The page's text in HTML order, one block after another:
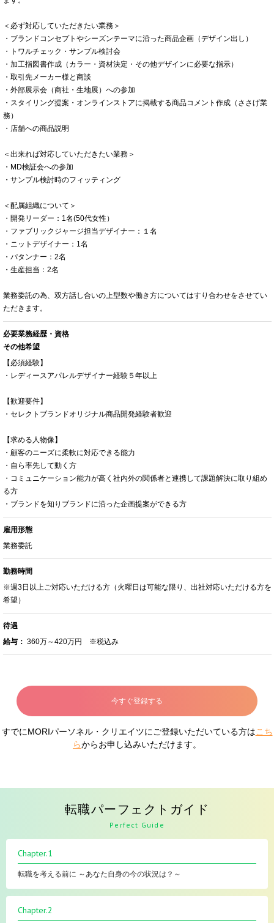
＜必ず対応していただきたい業務＞
・ブランドコンセプトやシーズンテーマに沿った商品企画（デザイン出し）
・トワルチェック・サンプル検討会
・加工指図書作成（カラー・資材決定・その他デザインに必要な指示）
・取引先メーカー様と商談
・外部展示会（商社・生地展）への参加
・スタイリング提案・オンラインストアに掲載する商品コメント作成（ささげ業
務）
・店舗への商品説明
＜出来れば対応していただきたい業務＞
・MD検証会への参加
・サンプル検討時のフィッティング
＜配属組織について＞
・開発リーダー：1名(50代女性）
・ファブリックジャージ担当デザイナー：１名
・ニットデザイナー：1名
・パタンナー：2名
・生産担当：2名
業務委託の為、双方話し合いの上型数や働き方についてはすり合わせをさせてい
ただきます。
必要業務経歴・資格
その他希望
【必須経験】
・レディースアパレルデザイナー経験５年以上
【歓迎要件】
・セレクトブランドオリジナル商品開発経験者歓迎
【求める人物像】
・顧客のニーズに柔軟に対応できる能力
・自ら率先して動く方
・コミュニケーション能力が高く社内外の関係者と連携して課題解決に取り組め
る方
・ブランドを知りブランドに沿った企画提案ができる方
雇用形態
業務委託
勤務時間
※週3日以上ご対応いただける方（火曜日は可能な限り、出社対応いただける方を
希望）
待遇
給与： 360万～420万円 ※税込み
今すぐ登録する
すでにMORIパーソネル・クリエイツにご登録いただいている方はこち
らからお申し込みいただけます。
転職パーフェクトガイド
Perfect Guide
Chapter.1
転職を考える前に ～あなた自身の今の状況は？～
Chapter.2